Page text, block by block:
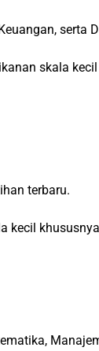
serta
skala
terbaru.
kecil